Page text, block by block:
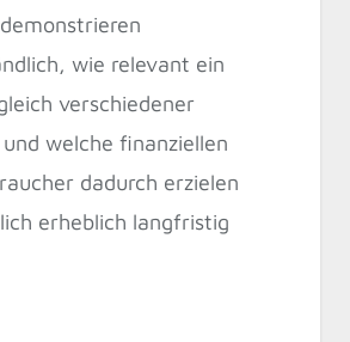
wie relevant ein
verschiedener
welche finanziellen
dadurch erzielen
erheblich langfristig